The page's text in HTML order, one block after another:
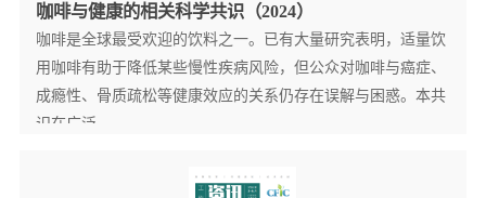
咖啡与健康的相关科学共识（2024）
咖啡是全球最受欢迎的饮料之一。已有大量研究表明，适量饮
用咖啡有助于降低某些慢性疾病风险，但公众对咖啡与癌症、
成瘾性、骨质疏松等健康效应的关系仍存在误解与困惑。本共
识在广泛...